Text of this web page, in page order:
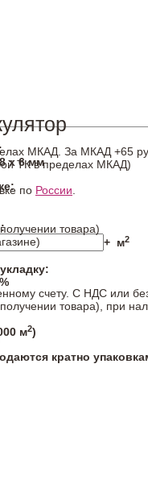
х 6 мм
+ м2
м2)
кратно
МКАД. За МКАД +65
ТК в пределах МКАД)
по России.
товара)
счету. С НДС или
товара), при